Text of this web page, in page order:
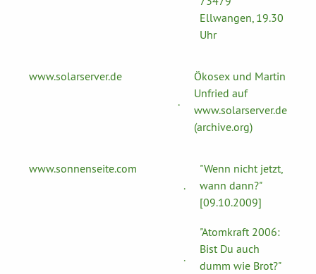
Ellwangen, 19.30
Uhr
www.solarserver.de
.
Ökosex und Martin
Unfried auf
www.solarserver.de
(archive.org)
www.sonnenseite.com
.
"Wenn nicht jetzt,
wann dann?"
[09.10.2009]
.
"Atomkraft 2006:
Bist Du auch
dumm wie Brot?"